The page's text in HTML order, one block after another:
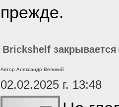
прежде.
Brickshelf закрывается
Автор Александр Великий
02.02.2025 г. 13:48